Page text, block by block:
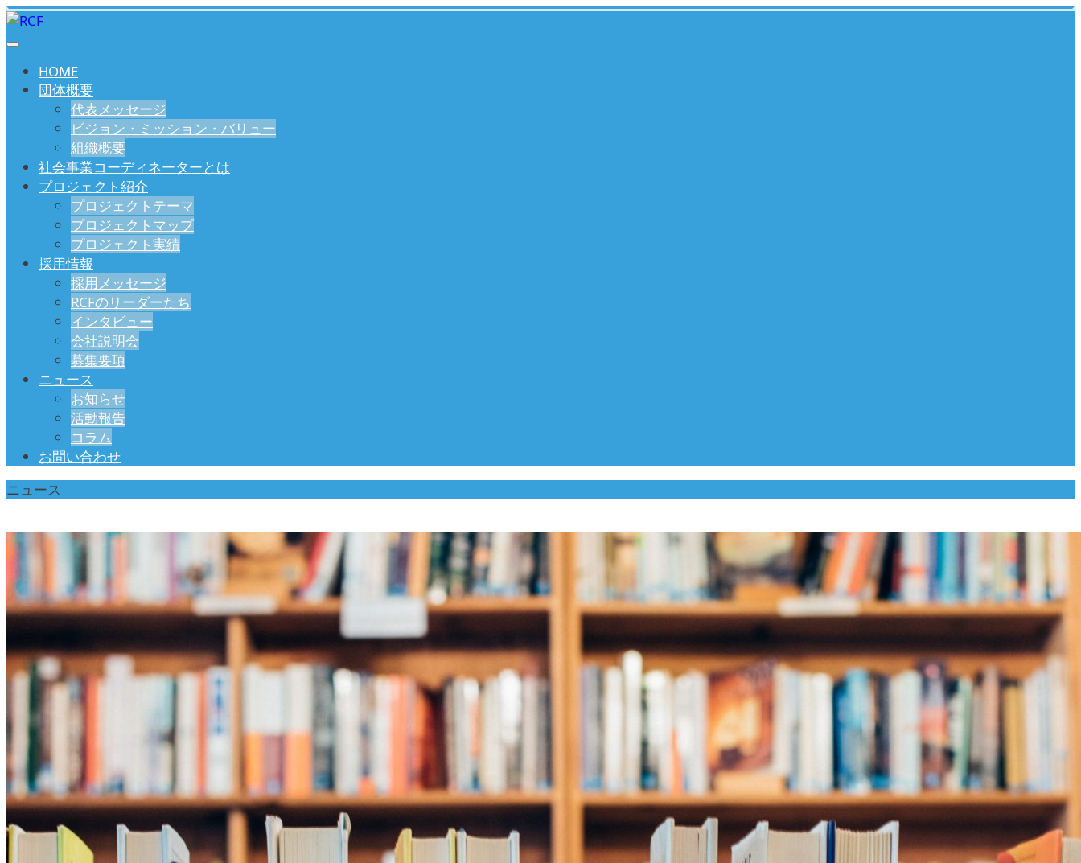
HOME
団体概要
代表メッセージ
ビジョン・ミッション・バリュー
組織概要
社会事業コーディネーターとは
プロジェクト紹介
プロジェクトテーマ
プロジェクトマップ
プロジェクト実績
採用情報
採用メッセージ
RCFのリーダーたち
インタビュー
会社説明会
募集要項
ニュース
お知らせ
活動報告
コラム
お問い合わせ
ニュース